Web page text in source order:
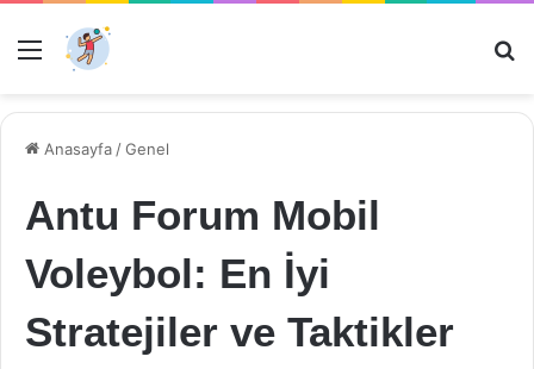
Menü
Anasayfa /Genel
Antu Forum Mobil
Voleybol: En İyi
Stratejiler ve Taktikler